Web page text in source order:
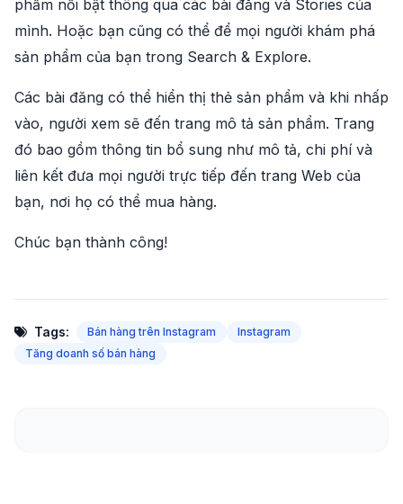
phẩm nổi bật thông qua các bài đăng và Stories của
mình. Hoặc bạn cũng có thể để mọi người khám phá
sản phẩm của bạn trong Search & Explore.
Các bài đăng có thể hiển thị thẻ sản phẩm và khi nhấp
vào, người xem sẽ đến trang mô tả sản phẩm. Trang
đó bao gồm thông tin bổ sung như mô tả, chi phí và
liên kết đưa mọi người trực tiếp đến trang Web của
bạn, nơi họ có thể mua hàng.
Chúc bạn thành công!
Tags: Bán hàng trên Instagram
Instagram
Tăng doanh số bán hàng